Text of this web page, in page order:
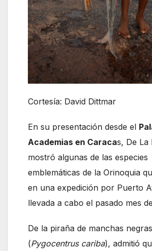
Cortesía: David Dittmar
En su presentación desde el
Academias en Caracas, De La
mostró algunas de las especies
emblemáticas de la Orinoquia
en una expedición por Puerto
llevada a cabo el pasado mes
De la piraña de manchas negras
(Pygocentrus cariba), admitió